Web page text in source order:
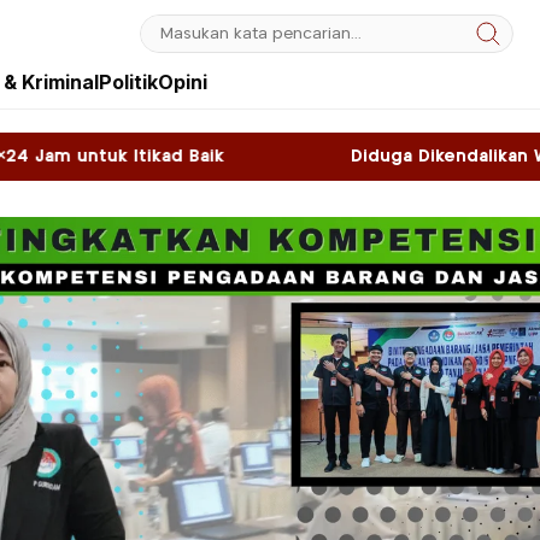
KriminalPolitikOpini
Diduga Dikendalikan WNA, Sky Game di